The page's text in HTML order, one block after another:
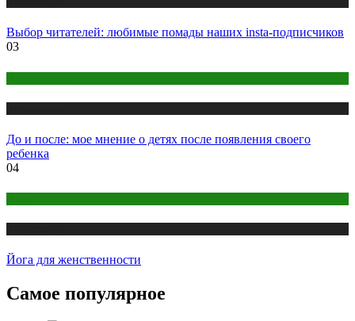
Выбор читателей: любимые помады наших insta-подписчиков
03
До и после: мое мнение о детях после появления своего
ребенка
04
Йога для женственности
Самое популярное